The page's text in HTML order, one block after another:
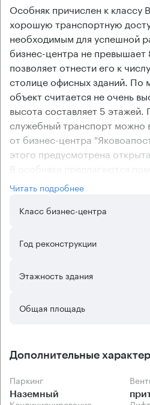
Особняк причислен к классу
хорошую транспортную
необходимым для успешной
бизнес-центра не превышает
позволяет отнести его к
столице офисных зданий. По
объект считается не очень
высота составляет 5
служебный транспорт можно
от бизнес-центра
этого предусмотрена
В особняке предлагаются
ремонтом, так и в состоянии
отделки). Благодаря
кондиционирования и
поддерживается
объекта могут оптимальным
персонал компании в
Читать подробнее
Класс бизнес-центра
Год реконструкции
Этажность здания
Общая площадь
Дополнительные
Паркинг
Наземный